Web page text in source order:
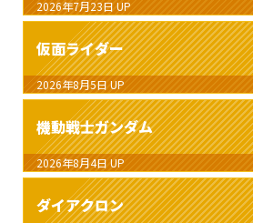
2026年7月23日 UP
仮面ライダー
2026年8月5日 UP
機動戦士ガンダム
2026年8月4日 UP
ダイアクロン